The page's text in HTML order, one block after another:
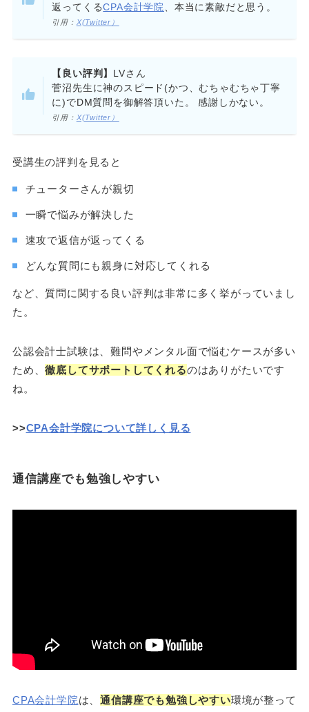
返ってくるCPA会計学院、本当に素敵だと思う。
引用： X(Twitter）
【良い評判】
LVさん
菅沼先生に神のスピード(かつ、むちゃむちゃ丁寧
に)でDM質問を御解答頂いた。 感謝しかない。
引用： X(Twitter）
受講生の評判を見ると
チューターさんが親切
一瞬で悩みが解決した
速攻で返信が返ってくる
どんな質問にも親身に対応してくれる
など、質問に関する良い評判は非常に多く挙がっていまし
た。
公認会計士試験は、難問やメンタル面で悩むケースが多い
ため、徹底してサポートしてくれるのはありがたいです
ね。
>>CPA会計学院について詳しく見る
通信講座でも勉強しやすい
CPA会計学院は、通信講座でも勉強しやすい環境が整って